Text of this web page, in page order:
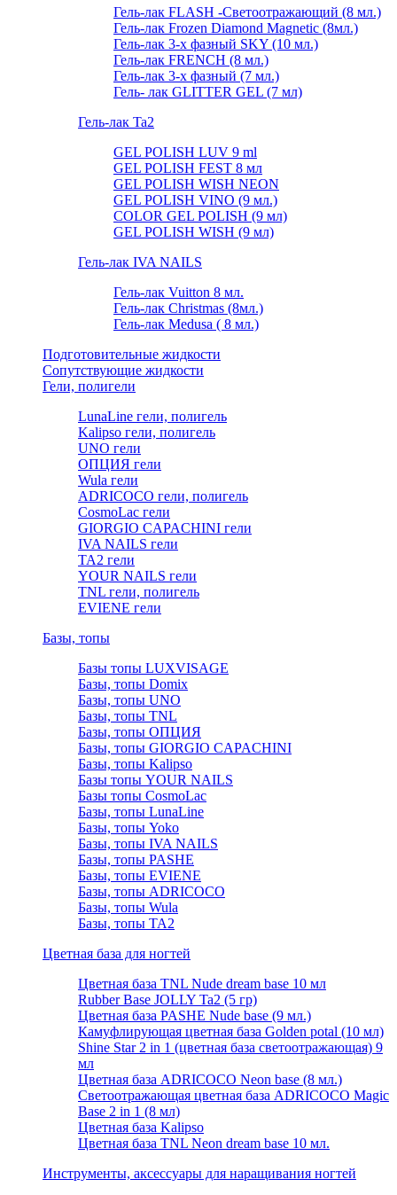
Гель-лак FLASH -Cветоотражающий (8 мл.)
Гель-лак Frozen Diamond Magnetic (8мл.)
Гель-лак 3-х фазный SKY (10 мл.)
Гель-лак FRENCH (8 мл.)
Гель-лак 3-х фазный (7 мл.)
Гель- лак GLITTER GEL (7 мл)
Гель-лак Ta2
GEL POLISH LUV 9 ml
GEL POLISH FEST 8 мл
GEL POLISH WISH NEON
GEL POLISH VINO (9 мл.)
COLOR GEL POLISH (9 мл)
GEL POLISH WISH (9 мл)
Гель-лак IVA NAILS
Гель-лак Vuitton 8 мл.
Гель-лак Christmas (8мл.)
Гель-лак Medusa ( 8 мл.)
Подготовительные жидкости
Сопутствующие жидкости
Гели, полигели
LunaLine гели, полигель
Kalipso гели, полигель
UNO гели
ОПЦИЯ гели
Wula гели
ADRICOCO гели, полигель
CosmoLac гели
GIORGIO CAPACHINI гели
IVA NAILS гели
TA2 гели
YOUR NAILS гели
TNL гели, полигель
EVIENE гели
Базы, топы
Базы топы LUXVISAGE
Базы, топы Domix
Базы, топы UNO
Базы, топы TNL
Базы, топы ОПЦИЯ
Базы, топы GIORGIO CAPACHINI
Базы, топы Kalipso
Базы топы YOUR NAILS
Базы топы CosmoLac
Базы, топы LunaLine
Базы, топы Yoko
Базы, топы IVA NAILS
Базы, топы PASHE
Базы, топы EVIENE
Базы, топы ADRICOCO
Базы, топы Wula
Базы, топы TA2
Цветная база для ногтей
Цветная база TNL Nude dream base 10 мл
Rubber Base JOLLY Ta2 (5 гр)
Цветная база PASHE Nude base (9 мл.)
Камуфлирующая цветная база Golden potal (10 мл)
Shine Star 2 in 1 (цветная база светоотражающая) 9
мл
Цветная база ADRICOCO Neon base (8 мл.)
Светоотражающая цветная база ADRICOCO Magic
Base 2 in 1 (8 мл)
Цветная база Kalipso
Цветная база TNL Neon dream base 10 мл.
Инструменты, аксессуары для наращивания ногтей